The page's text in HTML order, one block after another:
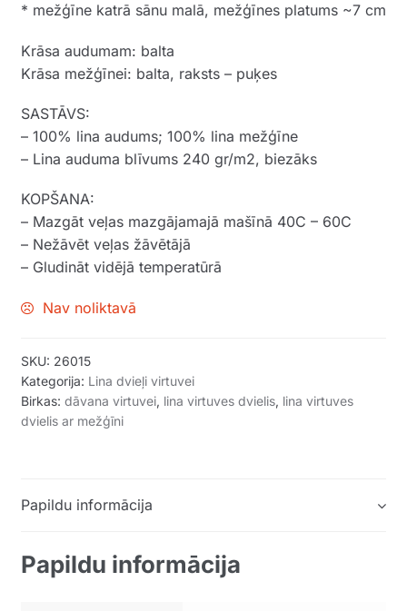
* mežģīne katrā sānu malā, mežģīnes platums ~7 cm
Krāsa audumam: balta
Krāsa mežģīnei: balta, raksts – puķes
SASTĀVS:
– 100% lina audums; 100% lina mežģīne
– Lina auduma blīvums 240 gr/m2, biezāks
KOPŠANA:
– Mazgāt veļas mazgājamajā mašīnā 40C – 60C
– Nežāvēt veļas žāvētājā
– Gludināt vidējā temperatūrā
Nav noliktavā
SKU: 26015
Kategorija: Lina dvieļi virtuvei
Birkas: dāvana virtuvei, lina virtuves dvielis, lina virtuves
dvielis ar mežģīni
Papildu informācija
Papildu informācija